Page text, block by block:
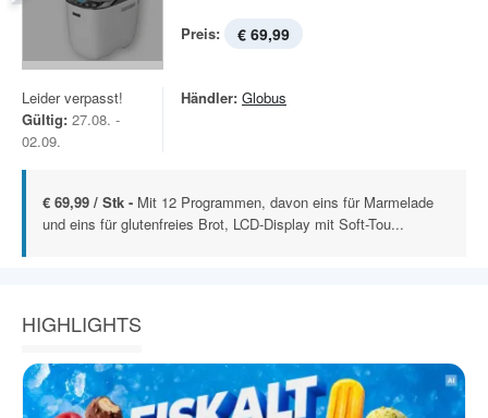
Preis: € 69,99
Leider verpasst!
Gültig: 27.08. -
02.09.
Händler: Globus
€ 69,99 / Stk - Mit 12 Programmen, davon eins für Marmelade
und eins für glutenfreies Brot, LCD-Display mit Soft-Tou...
HIGHLIGHTS